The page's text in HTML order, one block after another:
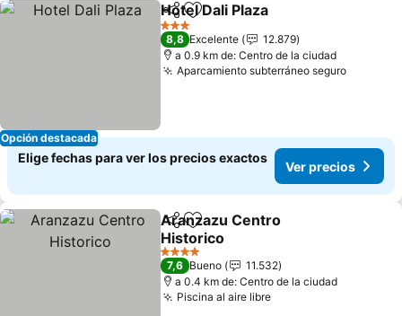
Opción destacada
CompartirAgregar a favoritos
Hotel Dali Plaza
3 Estrellas
8,8 Excelente
12.879
a 0.9 km de: Centro de la ciudad
Aparcamiento subterráneo seguroVer
Elige fechas para ver los precios exactos
Ver precios
CompartirAgregar a favoritos
Aranzazu Centro
Historico
Ver precios
4 Estrellas
7,6 Bueno
11.532
a 0.4 km de: Centro de la ciudad
Piscina al aire libreVer precios